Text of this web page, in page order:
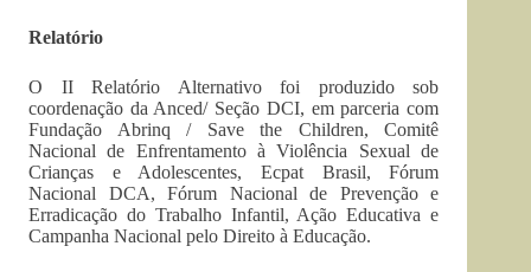
Relatório
O II Relatório Alternativo foi produzido sob
coordenação da Anced/ Seção DCI, em parceria com
Fundação Abrinq / Save the Children, Comitê
Nacional de Enfrentamento à Violência Sexual de
Crianças e Adolescentes, Ecpat Brasil, Fórum
Nacional DCA, Fórum Nacional de Prevenção e
Erradicação do Trabalho Infantil, Ação Educativa e
Campanha Nacional pelo Direito à Educação.